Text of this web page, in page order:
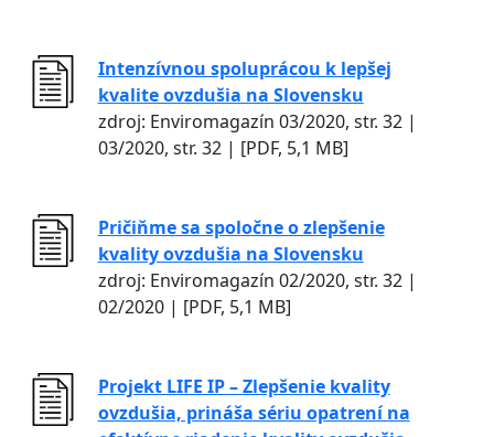
Intenzívnou spoluprácou k lepšej
kvalite ovzdušia na Slovensku
zdroj: Enviromagazín 03/2020, str. 32 |
03/2020, str. 32 | [PDF, 5,1 MB]
Pričiňme sa spoločne o zlepšenie
kvality ovzdušia na Slovensku
zdroj: Enviromagazín 02/2020, str. 32 |
02/2020 | [PDF, 5,1 MB]
Projekt LIFE IP – Zlepšenie kvality
ovzdušia, prináša sériu opatrení na